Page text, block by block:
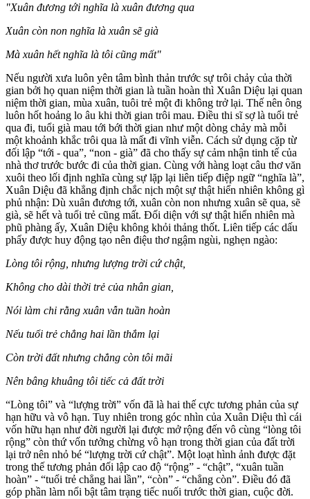
"Xuân đương tới nghĩa là xuân đương qua
Xuân còn non nghĩa là xuân sẽ già
Mà xuân hết nghĩa là tôi cũng mất"
Nếu người xưa luôn yên tâm bình thản trước sự trôi chảy của thời
gian bởi họ quan niệm thời gian là tuần hoàn thì Xuân Diệu lại quan
niệm thời gian, mùa xuân, tuôi trẻ một đi không trở lại. Thế nên ông
luôn hốt hoảng lo âu khi thời gian trôi mau. Điều thi sĩ sợ là tuổi trẻ
qua đi, tuổi già mau tới bới thời gian như một dòng chảy mà mỗi
một khoảnh khắc trôi qua là mất đi vĩnh viễn. Cách sử dụng cặp từ
đối lập “tới - qua”, “non - già” đã cho thấy sự cảm nhận tinh tế của
nhà thơ trước bước đi của thời gian. Cùng với hàng loạt câu thơ văn
xuôi theo lối định nghĩa cùng sự lặp lại liên tiếp điệp ngữ “nghĩa là”,
Xuân Diệu đã khẳng định chắc nịch một sự thật hiển nhiên không gì
phủ nhận: Dù xuân đương tới, xuân còn non nhưng xuân sẽ qua, sẽ
già, sẽ hết và tuổi trẻ cũng mất. Đối diện với sự thật hiển nhiên mà
phũ phàng ấy, Xuân Diệu không khỏi thảng thốt. Liên tiếp các dấu
phẩy được huy động tạo nên điệu thơ ngậm ngùi, nghẹn ngào:
Lòng tôi rộng, nhưng lượng trời cứ chật,
Không cho dài thời trẻ của nhân gian,
Nói làm chi rằng xuân vẫn tuần hoàn
Nếu tuổi trẻ chẳng hai lần thắm lại
Còn trời đất nhưng chẳng còn tôi mãi
Nên bâng khuâng tôi tiếc cả đất trời
“Lòng tôi” và “lượng trời” vốn đã là hai thế cực tương phản của sự
hạn hữu và vô hạn. Tuy nhiên trong góc nhìn của Xuân Diệu thì cái
vốn hữu hạn như đời người lại được mở rộng đến vô cùng “lòng tôi
rộng” còn thứ vốn tưởng chừng vô hạn trong thời gian của đất trời
lại trở nên nhỏ bé “lượng trời cứ chật”. Một loạt hình ảnh được đặt
trong thế tương phản đối lập cao độ “rộng” - “chật”, “xuân tuần
hoàn” - “tuổi trẻ chẳng hai lần”, “còn” - “chẳng còn”. Điều đó đã
góp phần làm nổi bật tâm trạng tiếc nuối trước thời gian, cuộc đời.